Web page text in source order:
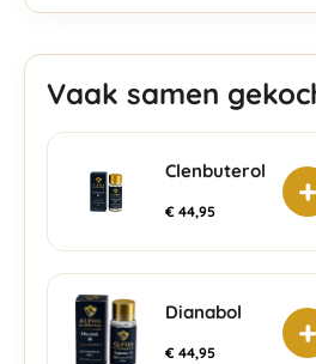
Vaak samen
Clenbuterol
€ 44,95 +
Dianabol
€ 44,95 +